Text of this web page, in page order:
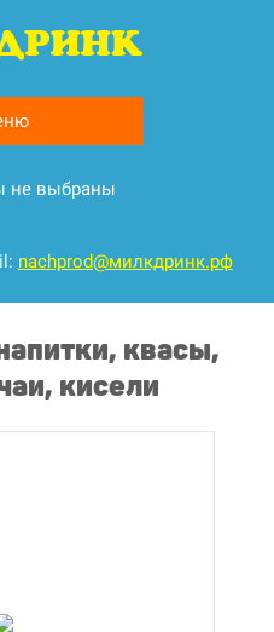
не выбраны
nachprod@милкдринк.рф
квасы,
кисели